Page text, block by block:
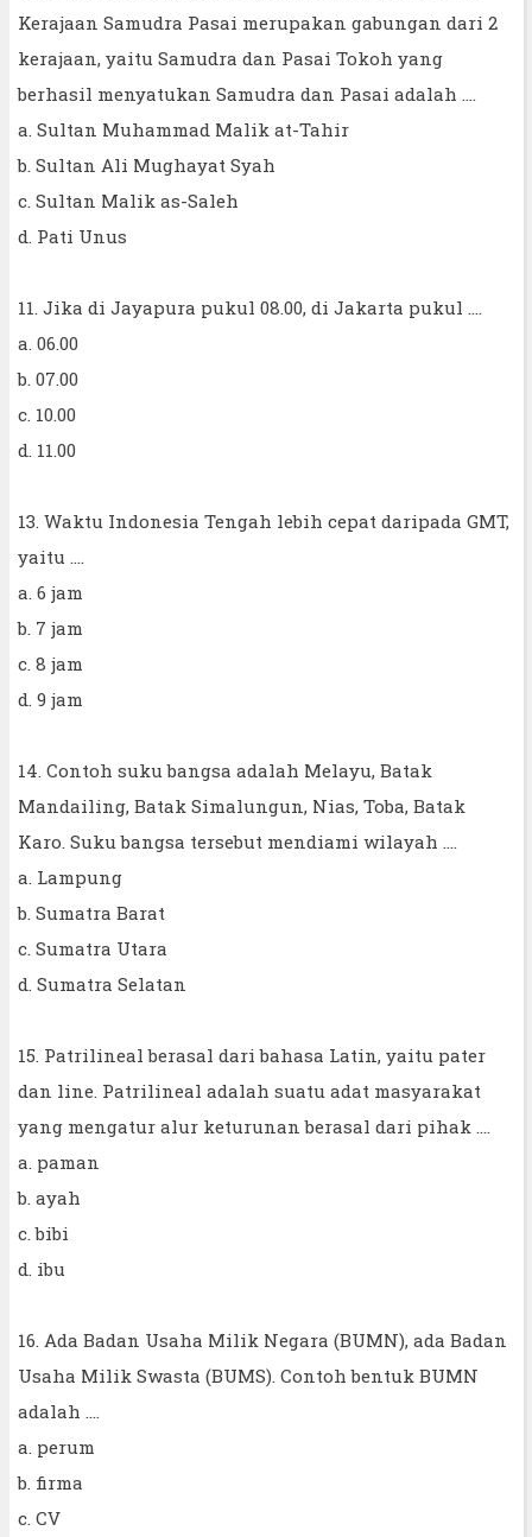
Kerajaan Samudra Pasai merupakan gabungan dari 2
kerajaan, yaitu Samudra dan Pasai Tokoh yang
berhasil menyatukan Samudra dan Pasai adalah ....
a. Sultan Muhammad Malik at-Tahir
b. Sultan Ali Mughayat Syah
c. Sultan Malik as-Saleh
d. Pati Unus
11. Jika di Jayapura pukul 08.00, di Jakarta pukul ....
a. 06.00
b. 07.00
c. 10.00
d. 11.00
13. Waktu Indonesia Tengah lebih cepat daripada GMT,
yaitu ....
a. 6 jam
b. 7 jam
c. 8 jam
d. 9 jam
14. Contoh suku bangsa adalah Melayu, Batak
Mandailing, Batak Simalungun, Nias, Toba, Batak
Karo. Suku bangsa tersebut mendiami wilayah ....
a. Lampung
b. Sumatra Barat
c. Sumatra Utara
d. Sumatra Selatan
15. Patrilineal berasal dari bahasa Latin, yaitu pater
dan line. Patrilineal adalah suatu adat masyarakat
yang mengatur alur keturunan berasal dari pihak ....
a. paman
b. ayah
c. bibi
d. ibu
16. Ada Badan Usaha Milik Negara (BUMN), ada Badan
Usaha Milik Swasta (BUMS). Contoh bentuk BUMN
adalah ....
a. perum
b. firma
c. CV